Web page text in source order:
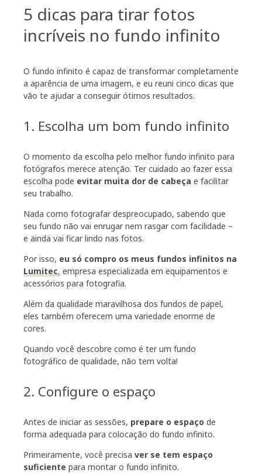
5 dicas para tirar fotos
incríveis no fundo infinito
O fundo infinito é capaz de transformar completamente
a aparência de uma imagem, e eu reuni cinco dicas que
vão te ajudar a conseguir ótimos resultados.
1. Escolha um bom fundo infinito
O momento da escolha pelo melhor fundo infinito para
fotógrafos merece atenção. Ter cuidado ao fazer essa
escolha pode evitar muita dor de cabeça e facilitar
seu trabalho.
Nada como fotografar despreocupado, sabendo que
seu fundo não vai enrugar nem rasgar com facilidade –
e ainda vai ficar lindo nas fotos.
Por isso, eu só compro os meus fundos infinitos na
Lumitec, empresa especializada em equipamentos e
acessórios para fotografia.
Além da qualidade maravilhosa dos fundos de papel,
eles também oferecem uma variedade enorme de
cores.
Quando você descobre como é ter um fundo
fotográfico de qualidade, não tem volta!
2. Configure o espaço
Antes de iniciar as sessões, prepare o espaço de
forma adequada para colocação do fundo infinito.
Primeiramente, você precisa ver se tem espaço
suficiente para montar o fundo infinito.